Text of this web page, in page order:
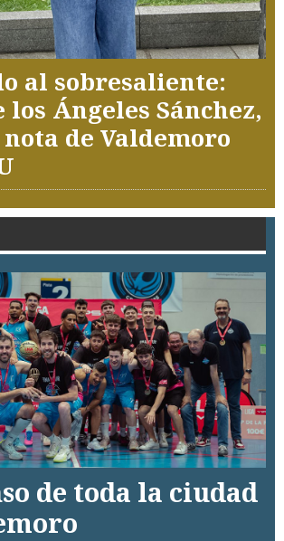
al sobresaliente:
Ángeles Sánchez,
de Valdemoro
de toda la ciudad